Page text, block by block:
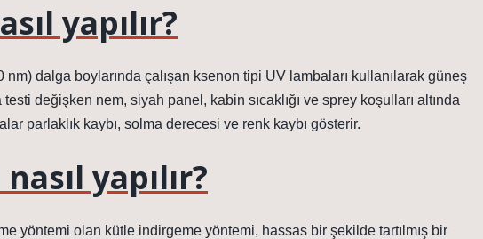
yapılır?
dalga boylarında çalışan ksenon tipi UV lambaları kullanılarak güneş
değişken nem, siyah panel, kabin sıcaklığı ve sprey koşulları altında
parlaklık kaybı, solma derecesi ve renk kaybı gösterir.
yapılır?
yöntemi olan kütle indirgeme yöntemi, hassas bir şekilde tartılmış bir